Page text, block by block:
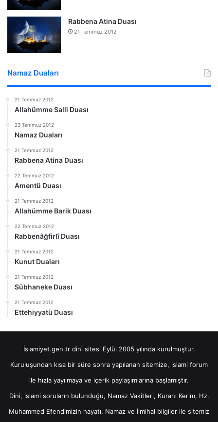
Rabbena Atina Duası
21 Temmuz 2012
Namaz Duaları
21 Temmuz 2012
Allahümme Salli Duası
23 Temmuz 2012
Namaz Duaları
21 Temmuz 2012
Rabbena Atina Duası
22 Temmuz 2012
Amentü Duası
21 Temmuz 2012
Allahümme Barik Duası
22 Temmuz 2012
Rabbenâğfirlî Duası
21 Temmuz 2012
Kunut Duaları
21 Temmuz 2012
Sübhaneke Duası
21 Temmuz 2012
Ettehiyyatü Duası
İslamiyet.gen.tr dini sitesi Eylül 2005 yılında kurulmuştur.
Kuruluşundan kısa bir süre sonra yapılanan sitemize, islami forum
ile hızla yayılmaya ve içerik paylaşımlarına başlamıştır.
Dini, islami soruların bulunduğu, Namaz Vakitleri, Kuranı Kerim, Hz.
Muhammed Efendimizin hayatı, Namaz ve İlmihal bilgiler ile sitemiz